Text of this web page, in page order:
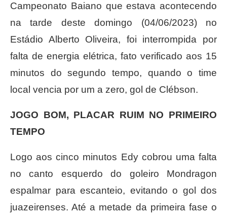
Campeonato Baiano que estava acontecendo
na tarde deste domingo (04/06/2023) no
Estádio Alberto Oliveira, foi interrompida por
falta de energia elétrica, fato verificado aos 15
minutos do segundo tempo, quando o time
local vencia por um a zero, gol de Clébson.
JOGO BOM, PLACAR RUIM NO PRIMEIRO
TEMPO
Logo aos cinco minutos Edy cobrou uma falta
no canto esquerdo do goleiro Mondragon
espalmar para escanteio, evitando o gol dos
juazeirenses. Até a metade da primeira fase o